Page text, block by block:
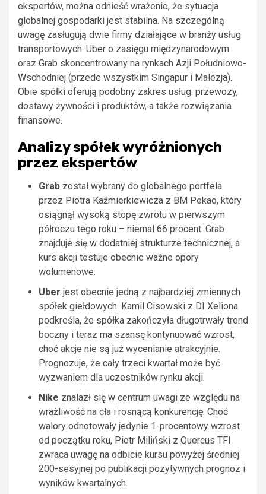
ekspertów, można odnieść wrażenie, że sytuacja
globalnej gospodarki jest stabilna. Na szczególną
uwagę zasługują dwie firmy działające w branży usług
transportowych: Uber o zasięgu międzynarodowym
oraz Grab skoncentrowany na rynkach Azji Południowo-
Wschodniej (przede wszystkim Singapur i Malezja).
Obie spółki oferują podobny zakres usług: przewozy,
dostawy żywności i produktów, a także rozwiązania
finansowe.
Analizy spółek wyróżnionych
przez ekspertów
Grab został wybrany do globalnego portfela
przez Piotra Kaźmierkiewicza z BM Pekao, który
osiągnął wysoką stopę zwrotu w pierwszym
półroczu tego roku – niemal 66 procent. Grab
znajduje się w dodatniej strukturze technicznej, a
kurs akcji testuje obecnie ważne opory
wolumenowe.
Uber jest obecnie jedną z najbardziej zmiennych
spółek giełdowych. Kamil Cisowski z DI Xeliona
podkreśla, że spółka zakończyła długotrwały trend
boczny i teraz ma szansę kontynuować wzrost,
choć akcje nie są już wycenianie atrakcyjnie.
Prognozuje, że cały trzeci kwartał może być
wyzwaniem dla uczestników rynku akcji.
Nike znalazł się w centrum uwagi ze względu na
wrażliwość na cła i rosnącą konkurencję. Choć
walory odnotowały jedynie 1-procentowy wzrost
od początku roku, Piotr Miliński z Quercus TFI
zwraca uwagę na odbicie kursu powyżej średniej
200-sesyjnej po publikacji pozytywnych prognoz i
wyników kwartalnych.